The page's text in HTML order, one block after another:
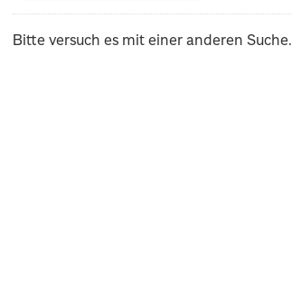
Bitte versuch es mit einer anderen Suche.